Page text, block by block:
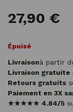
27,90 €
Épuisé
Livraisonà partir
Livraison gratuite
Retours gratuits
Paiement en 3X
★★★★★ 4.84/5